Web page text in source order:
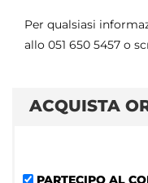
Per qualsiasi
allo 051 650 5457 o
ACQUISTA
PARTECIPO AL